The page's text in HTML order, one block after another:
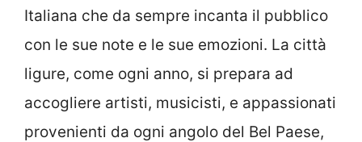
Italiana che da sempre incanta il pubblico
con le sue note e le sue emozioni. La città
ligure, come ogni anno, si prepara ad
accogliere artisti, musicisti, e appassionati
provenienti da ogni angolo del Bel Paese,